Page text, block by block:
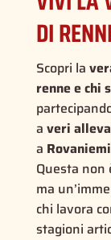
DI
Scopri la
renne e chi
a veri
a Rovaniemi
Questa
ma
chi lavora
stagioni